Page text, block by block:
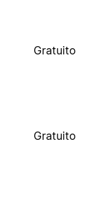
Gratuito
Gratuito